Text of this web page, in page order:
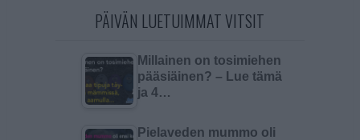
PÄIVÄN LUETUIMMAT VITSIT
Millainen on tosimiehen
pääsiäinen? – Lue tämä
ja 4…
Pielaveden mummo oli